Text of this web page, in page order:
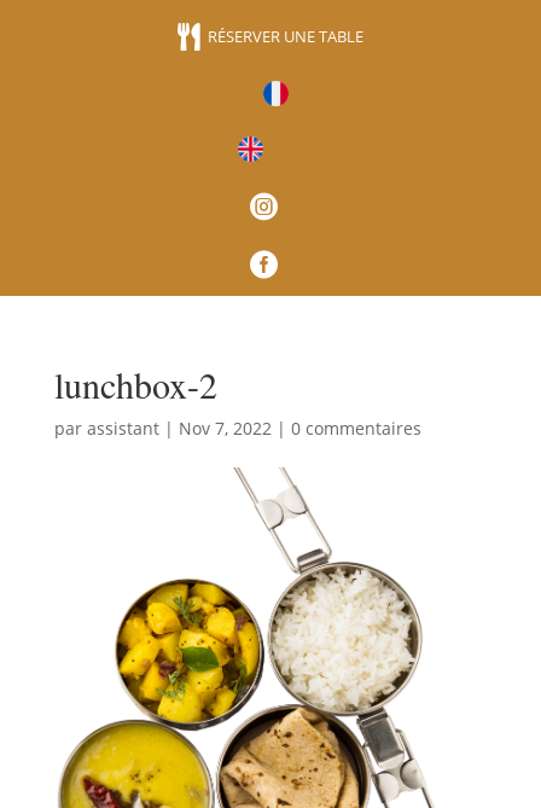
 RÉSERVER UNE TABLE


lunchbox-2
par assistant| Nov 7, 2022 | 0 commentaires